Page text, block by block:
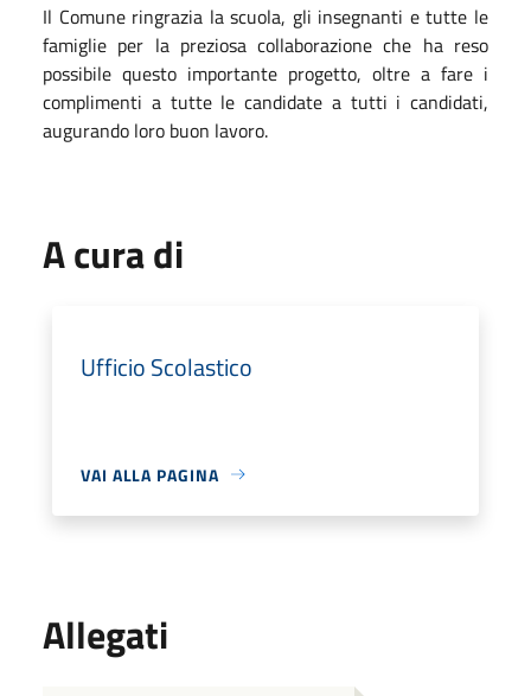
Il Comune ringrazia la scuola, gli insegnanti e tutte le
famiglie per la preziosa collaborazione che ha reso
possibile questo importante progetto, oltre a fare i
complimenti a tutte le candidate a tutti i candidati,
augurando loro buon lavoro.
A cura di
Ufficio Scolastico
VAI ALLA PAGINA
Allegati